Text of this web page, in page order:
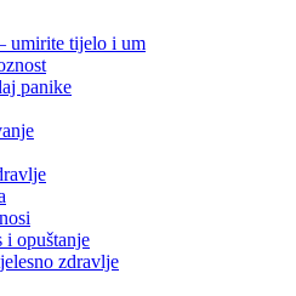
umirite tijelo i um
panike
i opuštanje
zdravlje